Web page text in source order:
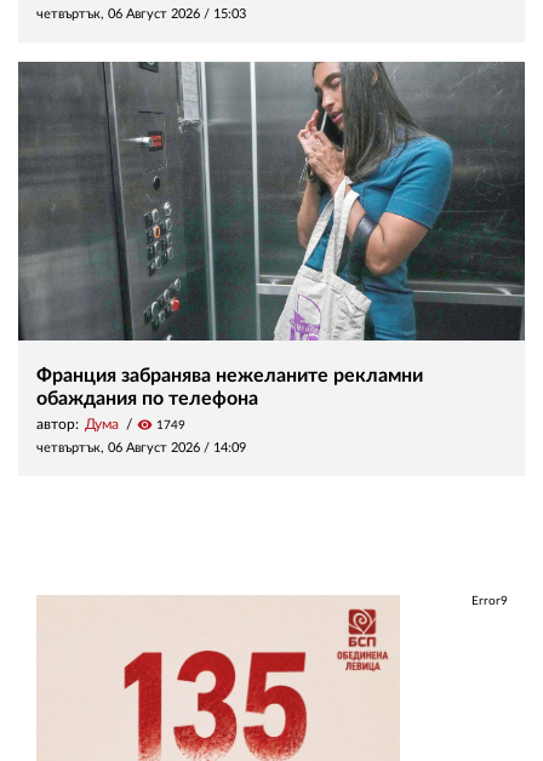
четвъртък, 06 Август 2026 / 15:03
Франция забранява нежеланите рекламни
обаждания по телефона
автор: Дума visibility 1749
четвъртък, 06 Август 2026 / 14:09
Error9